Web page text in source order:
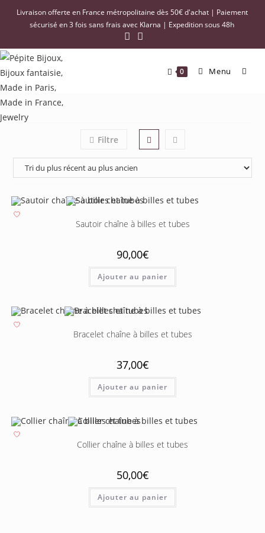
Livraison offerte en France métropolitaine dès 50€ d'achat | Paiement
sécurisé en 3 fois sans frais avec Klarna | Expedition sous 48h
0 Menu
Filtre
Sautoir chaîne à billes et tubes
90,00€
Ajouter au panier
Bracelet chaîne à billes et tubes
37,00€
Ajouter au panier
Collier chaîne à billes et tubes
50,00€
Ajouter au panier